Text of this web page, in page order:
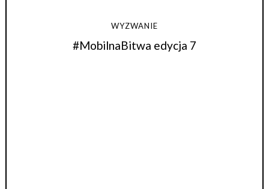
WYZWANIE
#MobilnaBitwa edycja 7